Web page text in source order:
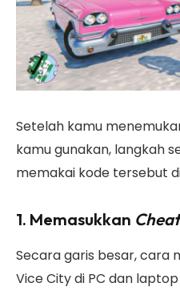
Setelah kamu
kamu gunakan, langkah
memakai kode tersebut
1. Memasukkan Cheat
Secara garis besar, cara
Vice City di PC dan